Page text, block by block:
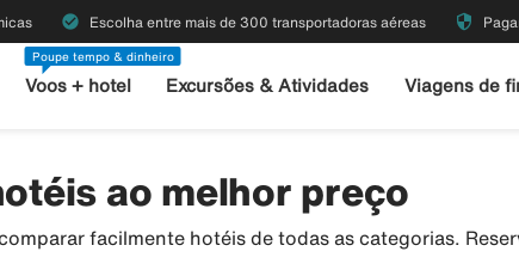
check_circle Escolha entre mais de 300 transportadoras aéreas security
Poupe tempo & dinheiro
Voos + hotel Excursões & Atividades Viagens de
ao melhor preço
facilmente hotéis de todas as categorias.